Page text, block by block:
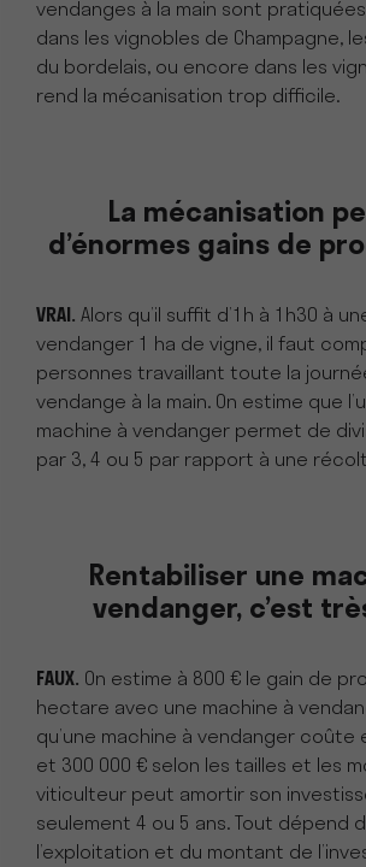
vendanges à la main sont
dans les vignobles de Champagne,
du bordelais, ou encore dans les
rend la mécanisation trop difficile.
La mécanisation
d’énormes gains de
VRAI. Alors qu’il suffit d’1h à 1h30 à
vendanger 1 ha de vigne, il faut
personnes travaillant toute la
vendange à la main. On estime que
machine à vendanger permet de
par 3, 4 ou 5 par rapport à une
Rentabiliser une
vendanger, c’est
FAUX. On estime à 800 € le gain de
hectare avec une machine à
qu’une machine à vendanger coûte
et 300 000 € selon les tailles et les
viticulteur peut amortir son
seulement 4 ou 5 ans. Tout dépend
l’exploitation et du montant de